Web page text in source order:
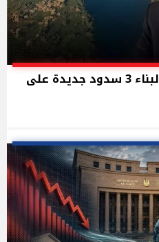
مصر ترفض مخطط إثيوبي لبناء 3 سدود جديدة على